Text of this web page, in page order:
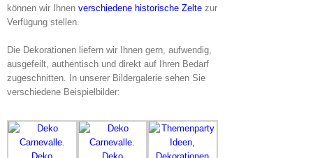
können wir Ihnen verschiedene historische Zelte zur
Verfügung stellen.
Die Dekorationen liefern wir Ihnen gern, aufwendig,
ausgefeilt, authentisch und direkt auf Ihren Bedarf
zugeschnitten. In unserer Bildergalerie sehen Sie
verschiedene Beispielbilder: